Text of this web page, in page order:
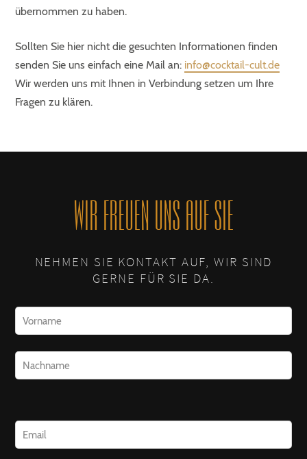
übernommen zu haben.
Sollten Sie hier nicht die gesuchten Informationen finden
senden Sie uns einfach eine Mail an: info@cocktail-cult.de
Wir werden uns mit Ihnen in Verbindung setzen um Ihre
Fragen zu klären.
W
ir freuen uns auf Sie
NEHMEN SIE KONTAKT AUF, WIR SIND
GERNE FÜR SIE DA.